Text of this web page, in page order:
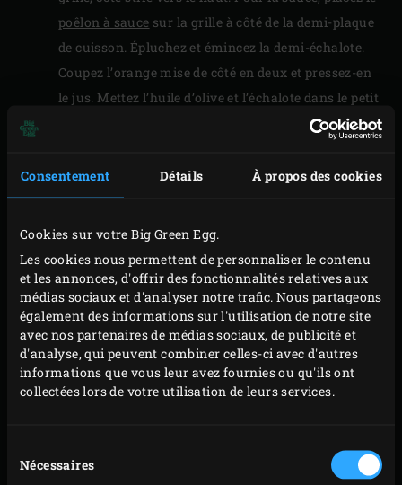
Consentement Détails À propos des cookies
Cookies sur votre Big Green Egg.
Les cookies nous permettent de personnaliser le contenu
et les annonces, d'offrir des fonctionnalités relatives aux
médias sociaux et d'analyser notre trafic. Nous partageons
également des informations sur l'utilisation de notre site
avec nos partenaires de médias sociaux, de publicité et
d'analyse, qui peuvent combiner celles-ci avec d'autres
informations que vous leur avez fournies ou qu'ils ont
collectées lors de votre utilisation de leurs services.
duNécessaires
poêlon à sauce sur la grille à côté de la demi-plaque
de cuisson. Épluchez et émincez la demi-échalote.
Coupez l’orange mise de côté en deux et pressez-en
le jus. Mettez l’huile d’olive et l’échalote dans le petit
poêlon et faites revenir quelques minutes jusqu’à ce
d’orange, le vin blanc, le Cointreau et le fond de
gibier, et laissez épaissir jusqu’à obtenir la
dans une passoire. Ajoutez les grains de poivre vert,
reversez la sauce dans le poêlon et mettez-la de
côté.
Déposez les cuisses de canard sur la demi-plaque de
cuisson et faites-les griller env. 2 minutes.
Retournez les cuisses de canard et faites-les de
l’EGG après chaque manipulation. Sortez les cuisses
de canard et la demi-plaque de cuisson de l’EGG et